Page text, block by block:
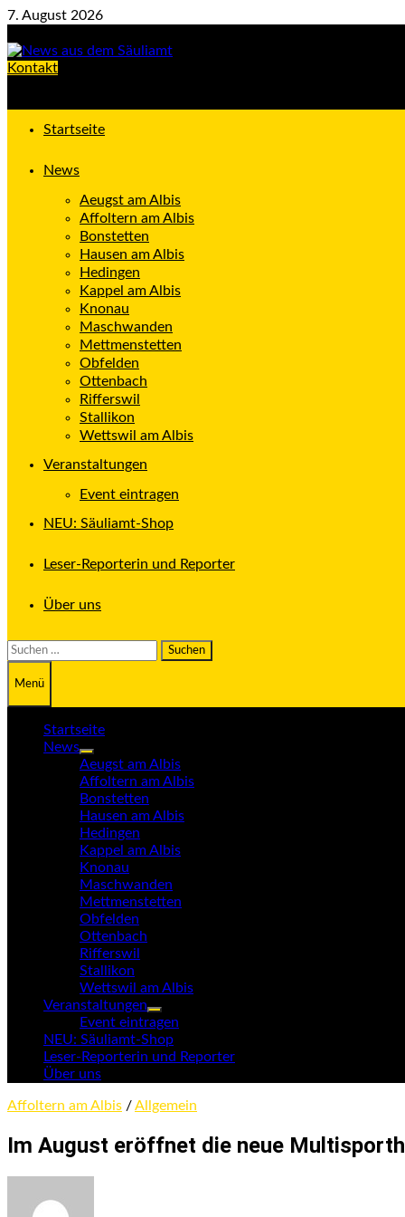
Zum
springen
7. August 2026
Kontakt
Startseite
News
Aeugst am Albis
Affoltern am Albis
Bonstetten
Hausen am Albis
Hedingen
Kappel am Albis
Knonau
Maschwanden
Mettmenstetten
Obfelden
Ottenbach
Rifferswil
Stallikon
Wettswil am Albis
Veranstaltungen
Event eintragen
NEU: Säuliamt-Shop
Leser-Reporterin und Reporter
Über uns
Suchen
nach:
Menü
Startseite
News
Untermenü
anzeigen
Aeugst am Albis
Affoltern am Albis
Bonstetten
Hausen am Albis
Hedingen
Kappel am Albis
Knonau
Maschwanden
Mettmenstetten
Obfelden
Ottenbach
Rifferswil
Stallikon
Wettswil am Albis
Veranstaltungen
Untermenü
anzeigen
Event eintragen
NEU: Säuliamt-Shop
Leser-Reporterin und Reporter
Über uns
Affoltern am Albis /Allgemein
Im August eröffnet die neue